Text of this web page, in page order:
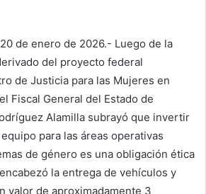
de enero de 2026.- Luego de la
del proyecto federal
de Justicia para las Mujeres en
Fiscal General del Estado de
Alamilla subrayó que invertir
para las áreas operativas
de género es una obligación ética
la entrega de vehículos y
valor de aproximadamente 3